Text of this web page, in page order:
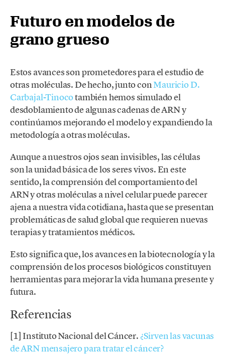
Futuro en modelos de
grano grueso
Estos avances son prometedores para el estudio de
otras moléculas. De hecho, junto conMauricio D.
Carbajal-Tinocotambién hemos simulado el
desdoblamiento de algunas cadenas de ARN y
continúamos mejorando el modelo y expandiendo la
metodología a otras moléculas.
Aunque a nuestros ojos sean invisibles, las células
son la unidad básica de los seres vivos. En este
sentido, la comprensión del comportamiento del
ARN y otras moléculas a nivel celular puede parecer
ajena a nuestra vida cotidiana, hasta que se presentan
problemáticas de salud global que requieren nuevas
terapias y tratamientos médicos.
Esto significa que, los avances en la biotecnología y la
comprensión de los procesos biológicos constituyen
herramientas para mejorar la vida humana presente y
futura.
Referencias
[1] Instituto Nacional del Cáncer.¿Sirven las vacunas
de ARN mensajero para tratar el cáncer?